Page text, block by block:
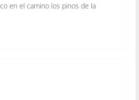
en el camino los pinos de la